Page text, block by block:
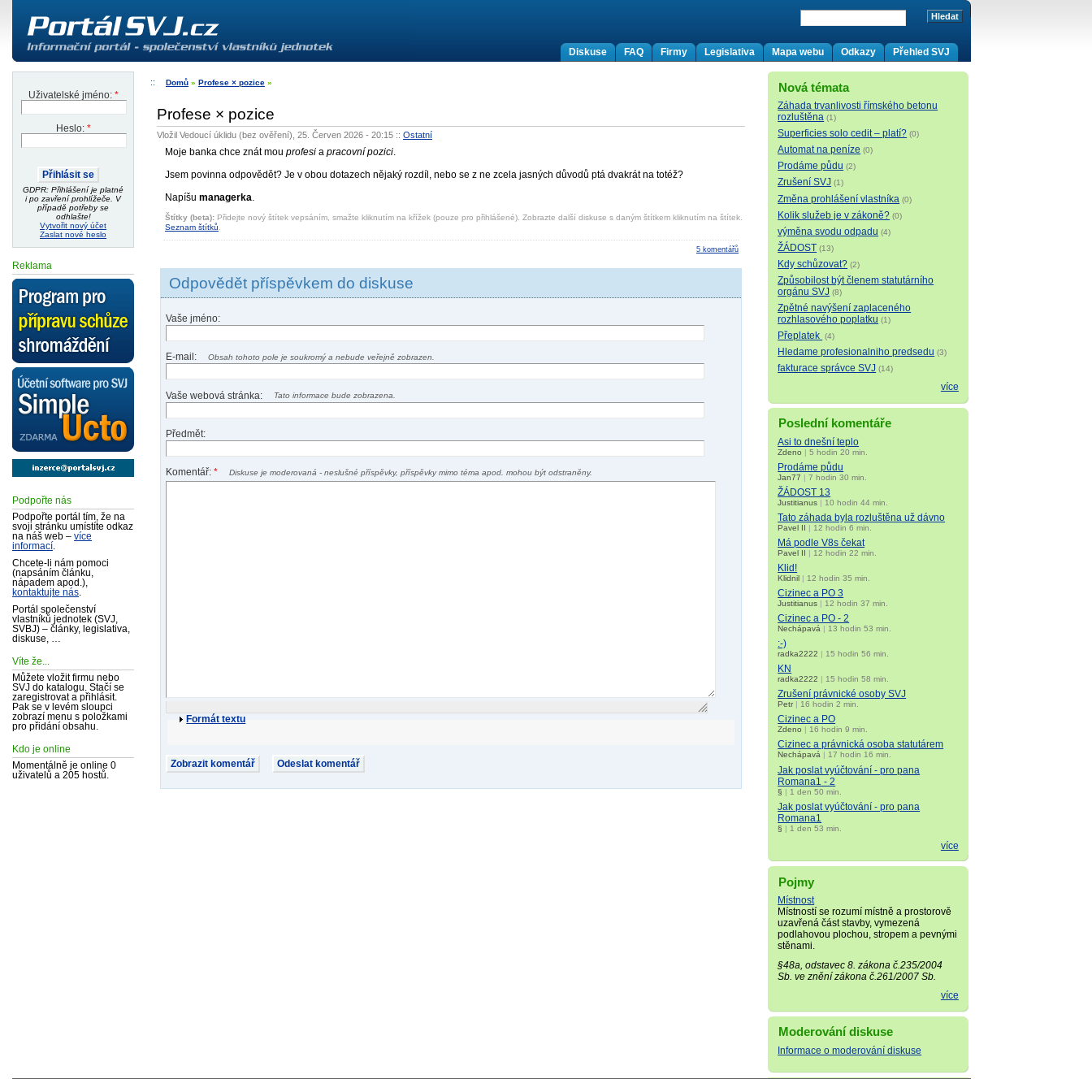
Přehled SVJ
Odkazy
Mapa webu
Legislativa
Firmy
FAQ
Diskuse
Uživatelské jméno: *
Heslo: *
GDPR: Přihlášení je platné
i po zavření prohlížeče. V
případě potřeby se
odhlašte!
Vytvořit nový účet
Zaslat nové heslo
Reklama
Podpořte nás
Podpořte portál tím, že na
svoji stránku umístíte odkaz
na náš web – více
informací
Chcete-li nám pomoci
(napsáním článku,
nápadem apod.),
kontaktujte nás
Portál společenství
vlastníků jednotek (SVJ,
SVBJ) – články, legislativa,
diskuse, …
Víte že...
Můžete vložit firmu nebo
SVJ do katalogu. Stačí se
zaregistrovat a přihlásit.
Pak se v levém sloupci
zobrazí menu s položkami
pro přidání obsahu.
Kdo je online
Momentálně je online 0
uživatelů a 205 hostů.
Nová témata
Záhada trvanlivosti římského betonu
rozluštěna (1)
Superficies solo cedit – platí? (0)
Automat na peníze (0)
Prodáme půdu (2)
Zrušení SVJ (1)
Změna prohlášení vlastníka (0)
Kolik služeb je v zákoně? (0)
výměna svodu odpadu (4)
ŽÁDOST (13)
Kdy schůzovat? (2)
Způsobilost být členem statutárního
orgánu SVJ (8)
Zpětné navýšení zaplaceného
rozhlasového poplatku (1)
Přeplatek (4)
Hledame profesionalniho predsedu (3)
fakturace správce SVJ (14)
více
Poslední komentáře
Asi to dnešní teplo
Zdeno |5 hodin 20 min.
Prodáme půdu
Jan77 |7 hodin 30 min.
ŽÁDOST 13
Justitianus | 10 hodin 44 min.
Tato záhada byla rozluštěna už dávno
Pavel II | 12 hodin 6 min.
Má podle V8s čekat
Pavel II | 12 hodin 22 min.
Klid!
Klidnil | 12 hodin 35 min.
Cizinec a PO 3
Justitianus | 12 hodin 37 min.
Cizinec a PO - 2
Nechápavá | 13 hodin 53 min.
:-)
radka2222 | 15 hodin 56 min.
KN
radka2222 | 15 hodin 58 min.
Zrušení právnické osoby SVJ
Petr| 16 hodin 2 min.
Cizinec a PO
Zdeno 16 hodin 9 min.
Cizinec a právnická osoba statutárem
Nechápavá 17 hodin 16 min.
Jak poslat vyúčtování - pro pana
Romana1 - 2
§ | 1 den 50 min.
Jak poslat vyúčtování - pro pana
Romana1
§ | 1 den 53 min.
více
Pojmy
Místnost
Místností se rozumí místně a prostorově
uzavřená část stavby, vymezená
podlahovou plochou, stropem a pevnými
stěnami.
§48a, odstavec 8. zákona č.235/2004
Sb. ve znění zákona č.261/2007 Sb.
více
Moderování diskuse
Informace o moderování diskuse
Domů » Profese × pozice »
Profese × pozice
Vložil Vedoucí úklidu (bez ověření), 25. Červen 2026 - 20:15 :: Ostatní
Moje banka chce znát mou profesi a pracovní pozici.
Jsem povinna odpovědět? Je v obou dotazech nějaký rozdíl, nebo se z ne zcela jasných důvodů ptá dvakrát na totéž?
Napíšu managerka.
Štítky (beta): Přidejte nový štítek vepsáním, smažte kliknutím na křížek (pouze pro přihlášené). Zobrazte další diskuse s daným štítkem kliknutím na štítek.
Seznam štítků
5 komentářů
Odpovědět příspěvkem do diskuse
Vaše jméno:
E-mail: Obsah tohoto pole je soukromý a nebude veřejně zobrazen.
Vaše webová stránka: Tato informace bude zobrazena.
Předmět:
Komentář:* Diskuse je moderovaná - neslušné příspěvky, příspěvky mimo téma apod. mohou být odstraněny.
Formát textu